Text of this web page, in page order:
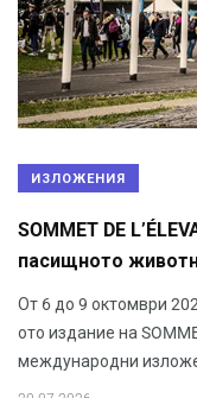
ИЗЛОЖЕНИЯ
SOMMET DE
пасищното
От 6 до 9 октомври
ото издание на
международни